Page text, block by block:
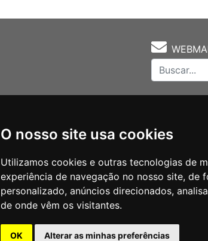
O nosso site usa cookies
Utilizamos cookies e outras tecnologias de
experiência de navegação no nosso site, de
personalizado, anúncios direcionados,
de onde vêm os visitantes.
OK Alterar as minhas preferências
Agenda Notícias Notas